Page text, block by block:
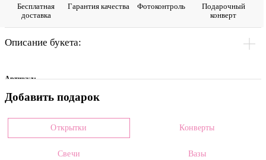
Бесплатная
доставка
Гарантия качества Фото­контроль
Подарочный
конверт
Описание букета:
Артикул:
0007973
Цвет
Белый
Добавить подарок
Открытки Конверты
Свечи Вазы